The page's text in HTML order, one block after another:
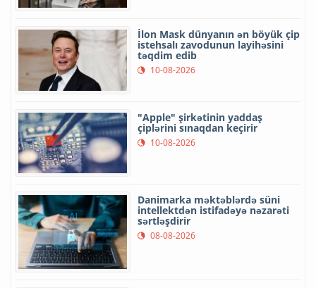
İlon Mask dünyanın ən böyük çip
istehsalı zavodunun layihəsini
təqdim edib
10-08-2026
"Apple" şirkətinin yaddaş
çiplərini sınaqdan keçirir
10-08-2026
Danimarka məktəblərdə süni
intellektdən istifadəyə nəzarəti
sərtləşdirir
08-08-2026